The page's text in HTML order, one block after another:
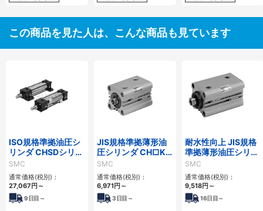
この商品を見た人は、こんな商品も見ています
ISO規格準拠油圧シ
リンダ CHSDシリー
ズ
SMC
通常価格(税別)：
27,067 円 ～
9 日目～
JIS規格準拠薄形油
圧シリンダ CH□KD
シリーズ
SMC
通常価格(税別)：
6,971円 ～
3 日目～
耐水性向上 JIS規格
準拠薄形油圧シリン
ダ CH□KDシリーズ
SMC
通常価格(税別)：
9,518円 ～
16日目～